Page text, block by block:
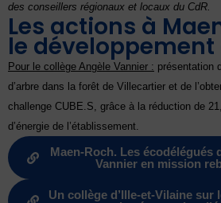
des conseillers régionaux et locaux du CdR.
Les actions à
le
Pour le collège Angèle Vannier : présentation
d’arbre dans la forêt de Villecartier et de
challenge CUBE.S, grâce à la réduction de
d’énergie de l’établissement.
Maen-Roch. Les écodélégués
Vannier en mission
Un collège d’Ille-et-Vilaine sur